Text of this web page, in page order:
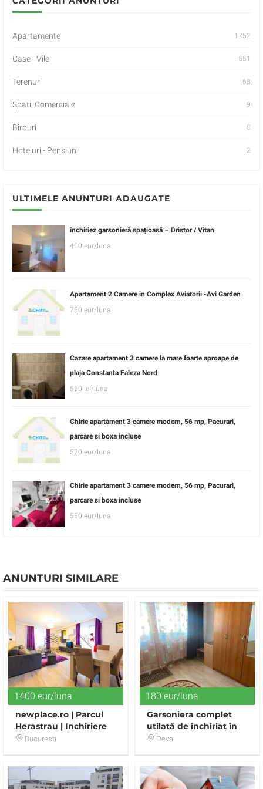
Apartamente 1752
Case - Vile 551
Terenuri 68
Spatii Comerciale 9
Birouri 8
Hoteluri - Pensiuni 2
ULTIMELE ANUNTURI ADAUGATE
închiriez garsonieră spațioasă – Dristor / Vitan
400 eur/luna
Apartament 2 Camere in Complex Aviatorii -Avi Garden
750 eur/luna
Cazare apartament 3 camere la mare foarte aproape de
plaja Constanta Faleza Nord
550 lei/luna
Chirie apartament 3 camere modern, 56 mp, Pacurari,
parcare si boxa incluse
570 eur/luna
Chirie apartament 3 camere modern, 56 mp, Pacurari,
parcare si boxa incluse
550 eur/luna
ANUNTURI SIMILARE
1400 eur/luna
newplace.ro | Parcul
Herastrau | Inchiriere
apartament deosebit |
Bucuresti
180 eur/luna
Garsoniera complet
utilată de închiriat în
zona Marasti din Deva.
Deva